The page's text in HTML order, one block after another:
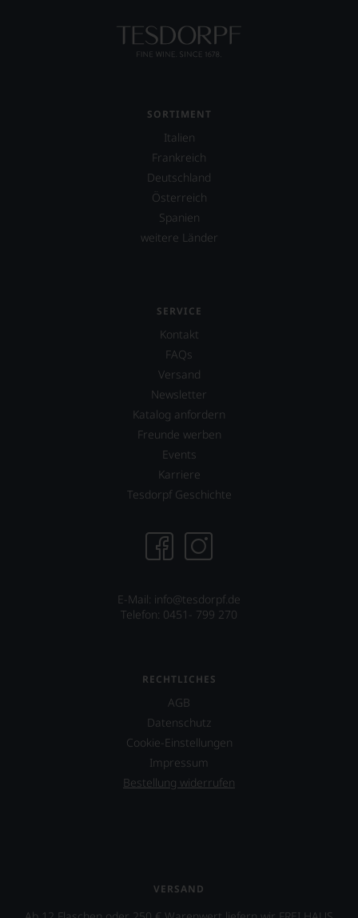
SORTIMENT
Italien
Frankreich
Deutschland
Österreich
Spanien
weitere Länder
SERVICE
Kontakt
FAQs
Versand
Newsletter
Katalog anfordern
Freunde werben
Events
Karriere
Tesdorpf Geschichte
E-Mail: info@tesdorpf.de
Telefon: 0451- 799 270
RECHTLICHES
AGB
Datenschutz
Cookie-Einstellungen
Impressum
Bestellung widerrufen
VERSAND